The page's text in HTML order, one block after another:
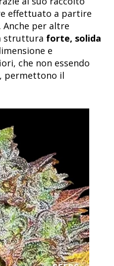
effettuato a partire
per altre
struttura forte, solida
e
che non essendo
permettono il